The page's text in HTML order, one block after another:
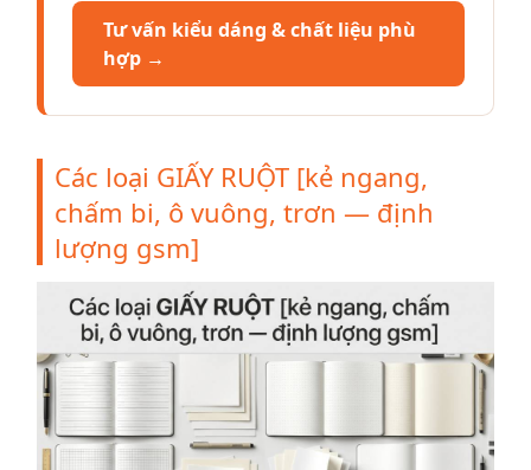
Tư vấn kiểu dáng & chất liệu phù
hợp →
Các loại GIẤY RUỘT [kẻ ngang,
chấm bi, ô vuông, trơn — định
lượng gsm]